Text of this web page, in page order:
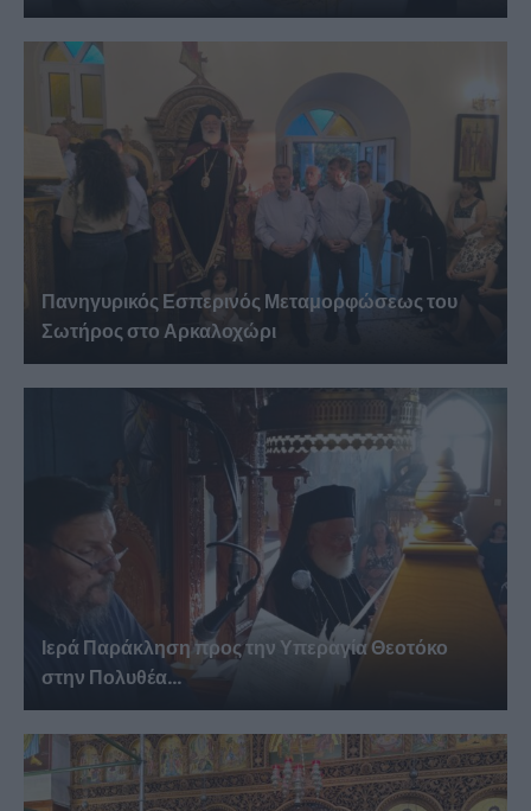
Πανηγυρικός Εσπερινός Μεταμορφώσεως του
Σωτήρος στο Αρκαλοχώρι
Ιερά Παράκληση προς την Υπεραγία Θεοτόκο
στην Πολυθέα...